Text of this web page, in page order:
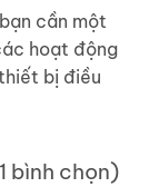
cần một
hoạt động
bị điều
bình chọn)